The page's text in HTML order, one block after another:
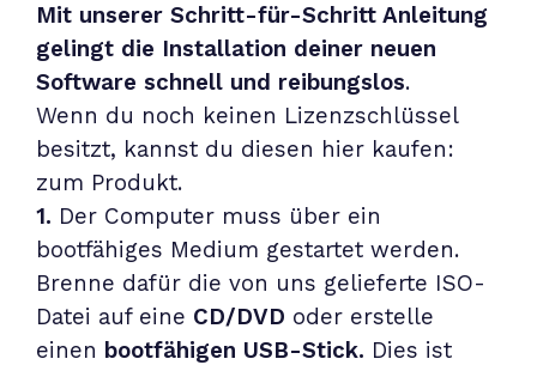
Mit unserer Schritt-für-Schritt Anleitung
gelingt die Installation deiner neuen
Software schnell und reibungslos.
Wenn du noch keinen Lizenzschlüssel
besitzt, kannst du diesen hier kaufen:
zum Produkt.
1. Der Computer muss über ein
bootfähiges Medium gestartet werden.
Brenne dafür die von uns gelieferte ISO-
Datei auf eine CD/DVD oder erstelle
einen bootfähigen USB-Stick. Dies ist